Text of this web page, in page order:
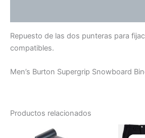
Repuesto de las dos punteras para
compatibles.
Men’s Burton Supergrip Snowboard
Productos relacionados